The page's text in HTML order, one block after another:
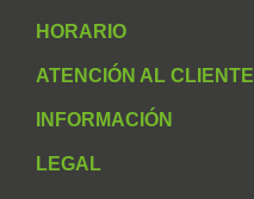
HORARIO
ATENCIÓN AL CLIENTE
INFORMACIÓN
LEGAL